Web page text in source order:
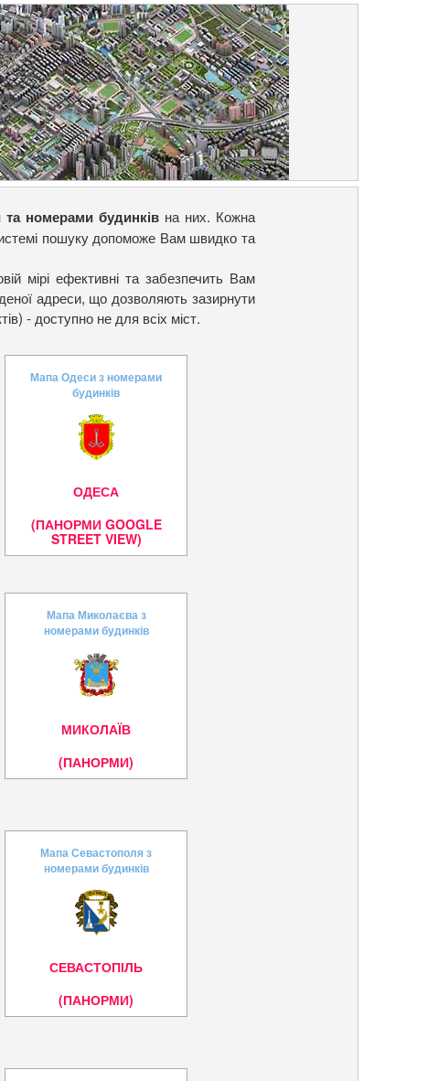
та номерами будинківна них. Кожна
пошуку допоможе Вам швидко та
мірі ефективні та забезпечить Вам
адреси, що дозволяють зазирнути
- доступно не для всіх міст.
Мапа Одеси з номерами
будинків
ОДЕСА
(ПАНОРМИ GOOGLE
STREET VIEW)
Мапа Миколаєва з
номерами будинків
МИКОЛАЇВ
(ПАНОРМИ)
Мапа Севастополя з
номерами будинків
СЕВАСТОПІЛЬ
(ПАНОРМИ)